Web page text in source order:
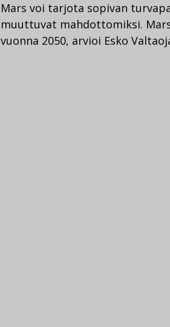
Mars voi tarjota sopivan
muuttuvat mahdottomiksi.
vuonna 2050, arvioi Esko